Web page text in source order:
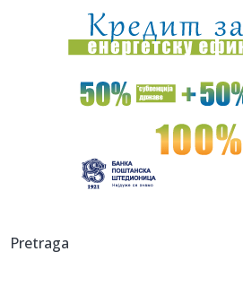
23:52:Kineski automobili osvajaju
vozilo st...
23:52:NBA SVET U ŠOKU: Milvoki
sprema se trej...
Srpski bokseri spremni za
23:48:Ove navike uništavaju
stubovima
Pretraga